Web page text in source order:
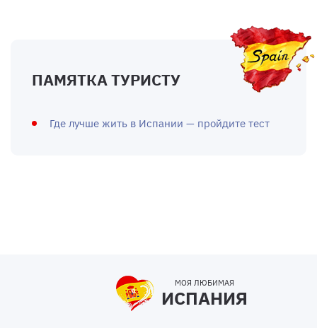
ПАМЯТКА ТУРИСТУ
Где лучше жить в Испании — пройдите тест
МОЯ ЛЮБИМАЯ
ИСПАНИЯ